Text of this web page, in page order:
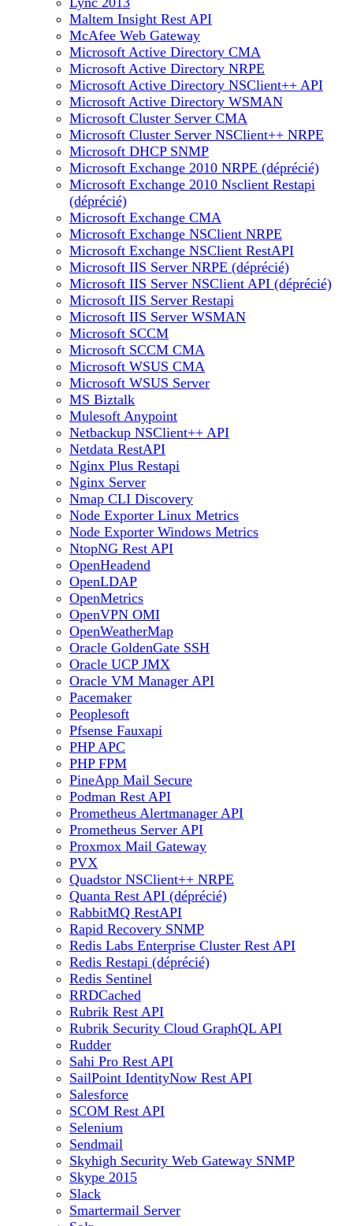
Maltem Insight Rest API
McAfee Web Gateway
Microsoft Active Directory CMA
Microsoft Active Directory NRPE
Microsoft Active Directory NSClient++ API
Microsoft Active Directory WSMAN
Microsoft Cluster Server CMA
Microsoft Cluster Server NSClient++ NRPE
Microsoft DHCP SNMP
Microsoft Exchange 2010 NRPE (déprécié)
Microsoft Exchange 2010 Nsclient Restapi
(déprécié)
Microsoft Exchange CMA
Microsoft Exchange NSClient NRPE
Microsoft Exchange NSClient RestAPI
Microsoft IIS Server NRPE (déprécié)
Microsoft IIS Server NSClient API (déprécié)
Microsoft IIS Server Restapi
Microsoft IIS Server WSMAN
Microsoft SCCM
Microsoft SCCM CMA
Microsoft WSUS CMA
Microsoft WSUS Server
MS Biztalk
Mulesoft Anypoint
Netbackup NSClient++ API
Netdata RestAPI
Nginx Plus Restapi
Nginx Server
Nmap CLI Discovery
Node Exporter Linux Metrics
Node Exporter Windows Metrics
NtopNG Rest API
OpenHeadend
OpenLDAP
OpenMetrics
OpenVPN OMI
OpenWeatherMap
Oracle GoldenGate SSH
Oracle UCP JMX
Oracle VM Manager API
Pacemaker
Peoplesoft
Pfsense Fauxapi
PHP APC
PHP FPM
PineApp Mail Secure
Podman Rest API
Prometheus Alertmanager API
Prometheus Server API
Proxmox Mail Gateway
PVX
Quadstor NSClient++ NRPE
Quanta Rest API (déprécié)
RabbitMQ RestAPI
Rapid Recovery SNMP
Redis Labs Enterprise Cluster Rest API
Redis Restapi (déprécié)
Redis Sentinel
RRDCached
Rubrik Rest API
Rubrik Security Cloud GraphQL API
Rudder
Sahi Pro Rest API
SailPoint IdentityNow Rest API
Salesforce
SCOM Rest API
Selenium
Sendmail
Skyhigh Security Web Gateway SNMP
Skype 2015
Slack
Smartermail Server